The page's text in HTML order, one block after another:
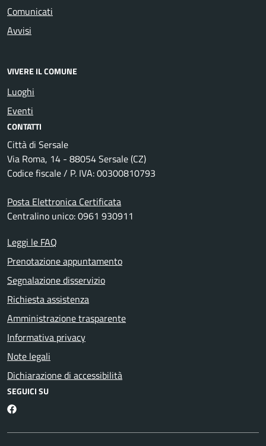
Comunicati
Avvisi
VIVERE IL COMUNE
Luoghi
Eventi
CONTATTI
Città di Sersale
Via Roma, 14 - 88054 Sersale (CZ)
Codice fiscale / P. IVA: 00300810793
Posta Elettronica Certificata
Centralino unico: 0961 930911
Leggi le FAQ
Prenotazione appuntamento
Segnalazione disservizio
Richiesta assistenza
Amministrazione trasparente
Informativa privacy
Note legali
Dichiarazione di accessibilità
SEGUICI SU
Facebook